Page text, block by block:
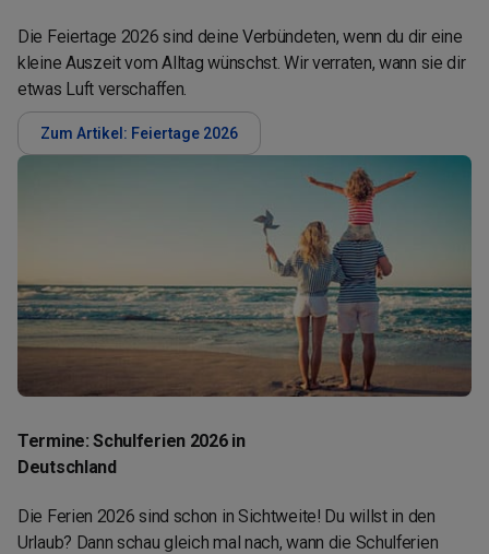
Die Feiertage 2026 sind deine Verbündeten, wenn du dir eine
kleine Auszeit vom Alltag wünschst. Wir verraten, wann sie dir
etwas Luft verschaffen.
Zum Artikel: Feiertage 2026
Termine: Schulferien 2026 in
Deutschland
Die Ferien 2026 sind schon in Sichtweite! Du willst in den
Urlaub? Dann schau gleich mal nach, wann die Schulferien